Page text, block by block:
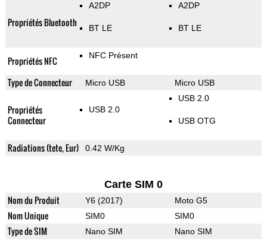
Propriétés Bluetooth
A2DP
BT LE
A2DP
BT LE
Propriétés NFC NFC Présent
Type de Connecteur Micro USB Micro USB
Propriétés
Connecteur
USB 2.0
USB 2.0
USB OTG
Radiations (tete, Eur) 0.42 W/Kg
Carte SIM 0
Nom du Produit Y6 (2017) Moto G5
Nom Unique SIM0 SIM0
Type de SIM Nano SIM Nano SIM